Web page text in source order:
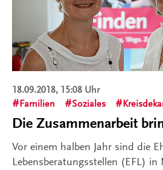
18.09.2018, 15:08 Uhr
Familien
Soziales
Die Zusammenarbeit
Vor einem halben Jahr sind die
Lebensberatungsstellen (EFL)